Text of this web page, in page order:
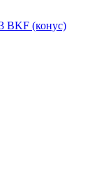
BKF (конус)